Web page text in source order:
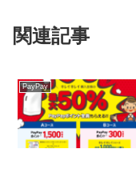
関連記事
PayPay